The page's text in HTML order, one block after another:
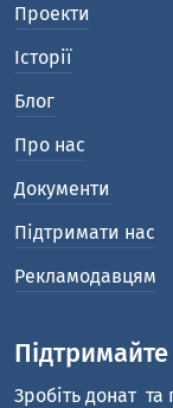
Проекти
Історії
Блог
Про нас
Документи
Підтримати нас
Рекламодавцям
Зробіть донат та